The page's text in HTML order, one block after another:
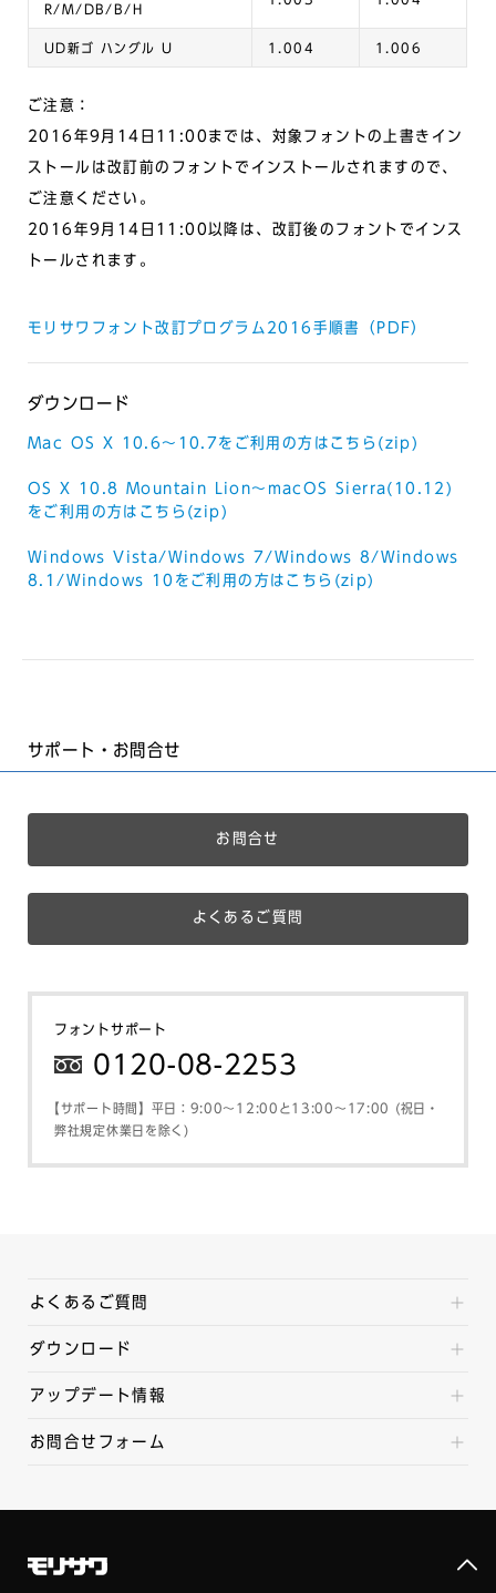
R/M/DB/B/H
UD新ゴ ハングル U 1.004 1.006
ご注意：
2016年9月14日11:00までは、対象フォントの上書きイン
ストールは改訂前のフォントでインストールされますので、
ご注意ください。
2016年9月14日11:00以降は、改訂後のフォントでインス
トールされます。
モリサワフォント改訂プログラム2016手順書（PDF）
ダウンロード
Mac OS X 10.6～10.7をご利用の方はこちら(zip)
OS X 10.8 Mountain Lion～macOS Sierra(10.12)
をご利用の方はこちら(zip)
Windows Vista/Windows 7/Windows 8/Windows
8.1/Windows 10をご利用の方はこちら(zip)
サポート・お問合せ
お問合せ
よくあるご質問
フォントサポート
0120-08-2253
【サポート時間】平日：9:00～12:00と13:00～17:00 (祝日・
弊社規定休業日を除く)
よくあるご質問
ダウンロード
アップデート情報
お問合せフォーム